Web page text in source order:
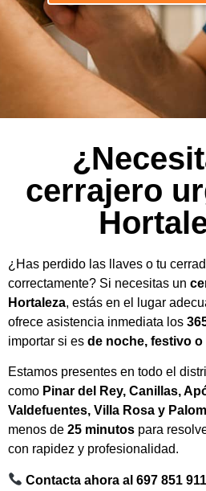
cerrajero
¿Has perdido las llaves o tu
correctamente? Si necesitas un
Hortaleza, estás en el lugar
ofrece asistencia inmediata los
importar si es de noche, festivo o
Estamos presentes en todo el
como Pinar del Rey, Canillas,
Valdefuentes, Villa Rosa y
menos de 25 minutos para
con rapidez y profesionalidad.
Contacta ahora al 697 851